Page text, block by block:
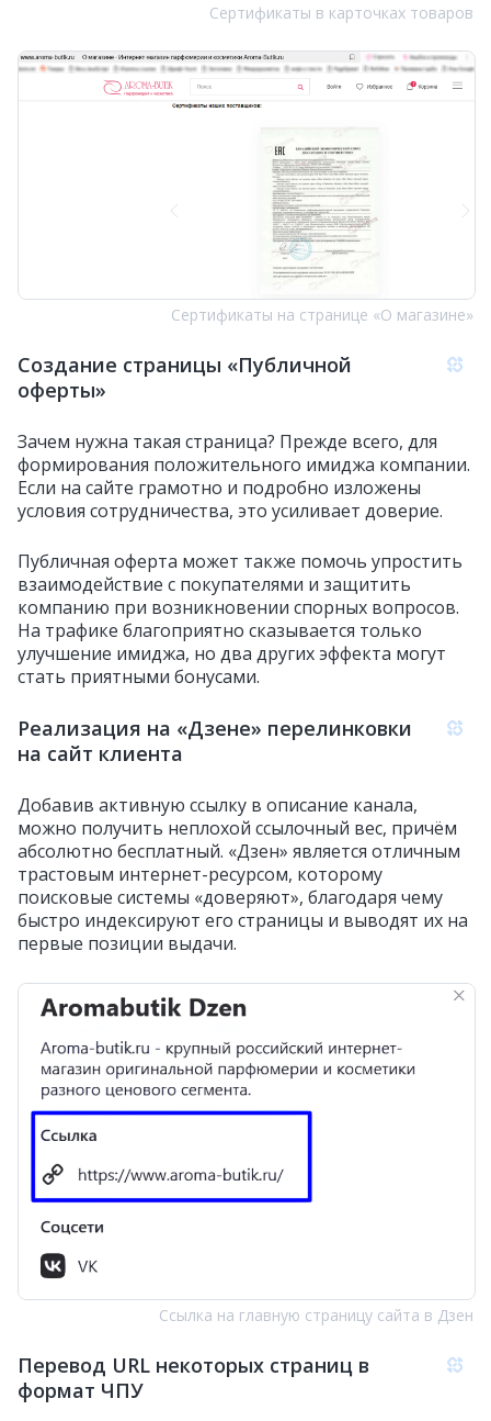
Сертификаты в карточках товаров
Сертификаты на странице «О магазине»
Создание страницы «Публичной
оферты»
Зачем нужна такая страница? Прежде всего, для
формирования положительного имиджа компании.
Если на сайте грамотно и подробно изложены
условия сотрудничества, это усиливает доверие.
Публичная оферта может также помочь упростить
взаимодействие с покупателями и защитить
компанию при возникновении спорных вопросов.
На трафике благоприятно сказывается только
улучшение имиджа, но два других эффекта могут
стать приятными бонусами.
Реализация на «Дзене» перелинковки
на сайт клиента
Добавив активную ссылку в описание канала,
можно получить неплохой ссылочный вес, причём
абсолютно бесплатный. «Дзен» является отличным
трастовым интернет-ресурсом, которому
поисковые системы «доверяют», благодаря чему
быстро индексируют его страницы и выводят их на
первые позиции выдачи.
Ссылка на главную страницу сайта в Дзен
Перевод URL некоторых страниц в
формат ЧПУ